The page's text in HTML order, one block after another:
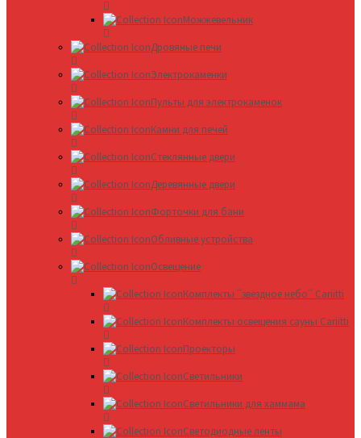
Можжевельник
Дровяные печи
Электрокаменки
Пульты для электрокаменок
Камни для печей
Стеклянные двери
Деревянные двери
Форточки для бани
Обливные устройства
Освещение
Комплекты ՛՛звёздное небо՛՛ Cariitti
Комплекты освещения сауны Cariitti
Проекторы
Светильники
Светильники для хаммама
Светодиодные ленты